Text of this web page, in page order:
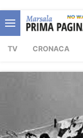
TV CRONACA